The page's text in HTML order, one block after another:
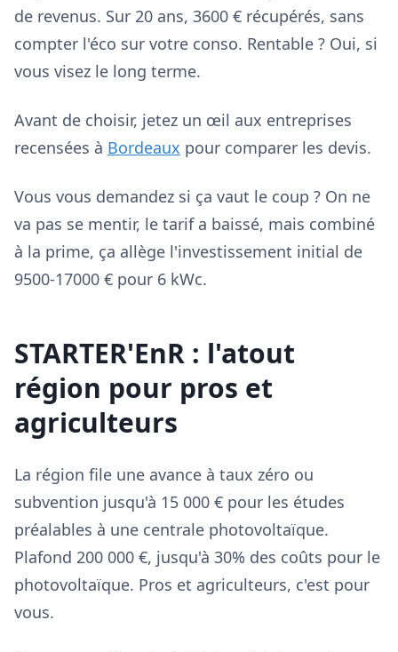
de revenus. Sur 20 ans, 3600 € récupérés, sans
compter l'éco sur votre conso. Rentable ? Oui, si
vous visez le long terme.
Avant de choisir, jetez un œil aux entreprises
recensées à Bordeaux pour comparer les devis.
Vous vous demandez si ça vaut le coup ? On ne
va pas se mentir, le tarif a baissé, mais combiné
à la prime, ça allège l'investissement initial de
9500-17000 € pour 6 kWc.
STARTER'EnR : l'atout
région pour pros et
agriculteurs
La région file une avance à taux zéro ou
subvention jusqu'à 15 000 € pour les études
préalables à une centrale photovoltaïque.
Plafond 200 000 €, jusqu'à 30% des coûts pour le
photovoltaïque. Pros et agriculteurs, c'est pour
vous.